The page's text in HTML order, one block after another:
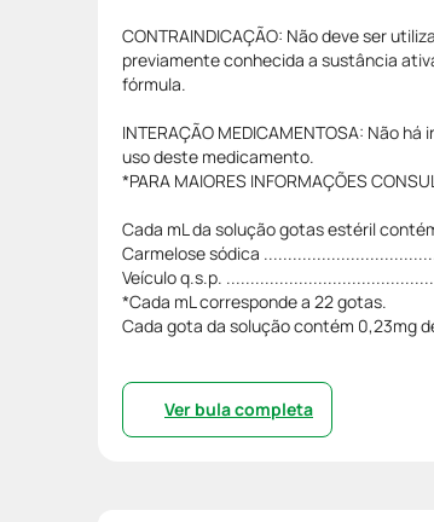
CONTRAINDICAÇÃO: Não deve ser
previamente conhecida a sustância
fórmula.
INTERAÇÃO MEDICAMENTOSA: Não
uso deste medicamento.
*PARA MAIORES INFORMAÇÕES
Cada mL da solução gotas estéril
Carmelose sódica
Veículo q.s.p.
*Cada mL corresponde a 22 gotas.
Cada gota da solução contém 0,23mg
Ver bula completa